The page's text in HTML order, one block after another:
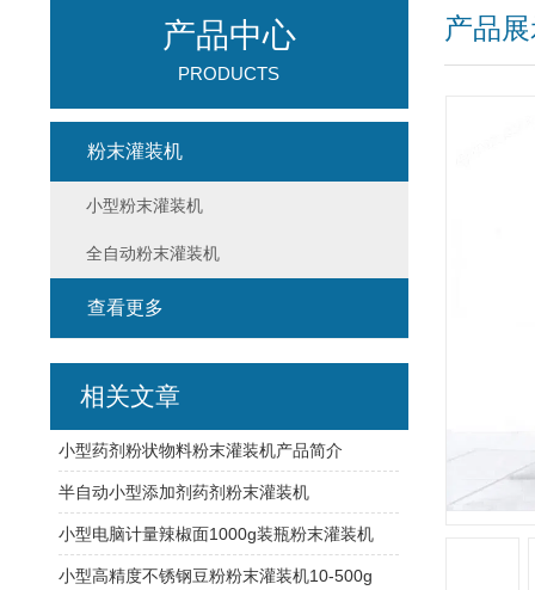
产品
产品中心
PRODUCTS
粉末灌装机
小型粉末灌装机
全自动粉末灌装机
查看更多
相关文章
小型药剂粉状物料粉末灌装机产品简介
半自动小型添加剂药剂粉末灌装机
小型电脑计量辣椒面1000g装瓶粉末灌装机
小型高精度不锈钢豆粉粉末灌装机10-500g